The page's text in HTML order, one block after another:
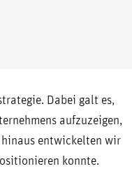
Dabei galt es,
aufzuzeigen,
entwickelten wir
konnte.